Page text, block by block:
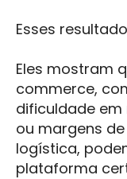
Esses
Eles mostram
commerce,
dificuldade
ou margens
logística,
plataforma